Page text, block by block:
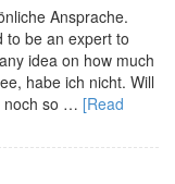
Ansprache.
to be an expert to
idea on how much
habe ich nicht. Will
noch so … [Read